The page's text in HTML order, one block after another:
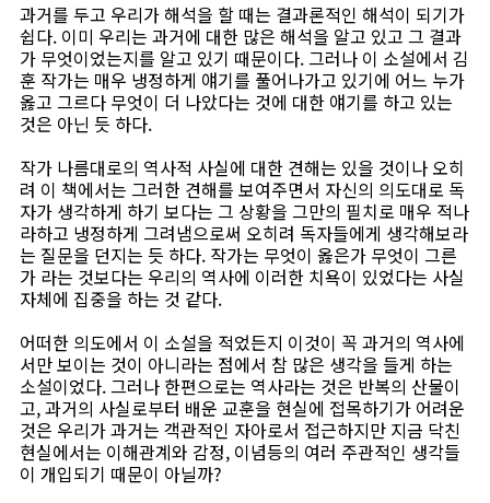
과거를 두고 우리가 해석을 할 때는 결과론적인 해석이 되기가
쉽다. 이미 우리는 과거에 대한 많은 해석을 알고 있고 그 결과
가 무엇이었는지를 알고 있기 때문이다. 그러나 이 소설에서 김
훈 작가는 매우 냉정하게 얘기를 풀어나가고 있기에 어느 누가
옳고 그르다 무엇이 더 나았다는 것에 대한 얘기를 하고 있는
것은 아닌 듯 하다.
작가 나름대로의 역사적 사실에 대한 견해는 있을 것이나 오히
려 이 책에서는 그러한 견해를 보여주면서 자신의 의도대로 독
자가 생각하게 하기 보다는 그 상황을 그만의 필치로 매우 적나
라하고 냉정하게 그려냄으로써 오히려 독자들에게 생각해보라
는 질문을 던지는 듯 하다. 작가는 무엇이 옳은가 무엇이 그른
가 라는 것보다는 우리의 역사에 이러한 치욕이 있었다는 사실
자체에 집중을 하는 것 같다.
어떠한 의도에서 이 소설을 적었든지 이것이 꼭 과거의 역사에
서만 보이는 것이 아니라는 점에서 참 많은 생각을 들게 하는
소설이었다. 그러나 한편으로는 역사라는 것은 반복의 산물이
고, 과거의 사실로부터 배운 교훈을 현실에 접목하기가 어려운
것은 우리가 과거는 객관적인 자아로서 접근하지만 지금 닥친
현실에서는 이해관계와 감정, 이념등의 여러 주관적인 생각들
이 개입되기 때문이 아닐까?